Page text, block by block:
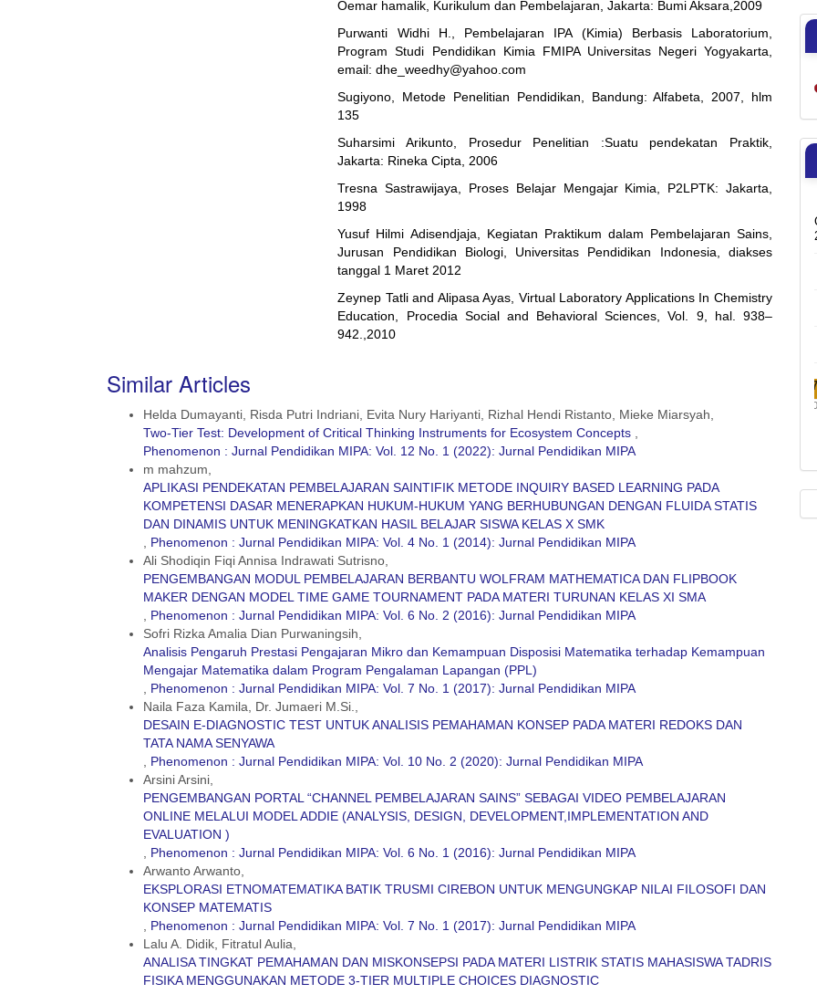
Oemar hamalik, Kurikulum dan Pembelajaran, Jakarta: Bumi Aksara,2009
Purwanti Widhi H., Pembelajaran IPA (Kimia) Berbasis Laboratorium,
Program Studi Pendidikan Kimia FMIPA Universitas Negeri Yogyakarta,
email:dhe_weedhy@yahoo.com
Sugiyono, Metode Penelitian Pendidikan, Bandung: Alfabeta, 2007, hlm
135
Suharsimi Arikunto, Prosedur Penelitian :Suatu pendekatan Praktik,
Jakarta: Rineka Cipta, 2006
Tresna Sastrawijaya, Proses Belajar Mengajar Kimia, P2LPTK: Jakarta,
1998
Yusuf Hilmi Adisendjaja, Kegiatan Praktikum dalam Pembelajaran Sains,
Jurusan Pendidikan Biologi, Universitas Pendidikan Indonesia, diakses
tanggal 1 Maret 2012
Zeynep Tatli and Alipasa Ayas, Virtual Laboratory Applications In Chemistry
Education, Procedia Social and Behavioral Sciences, Vol. 9, hal. 938–
942.,2010
Similar Articles
Helda Dumayanti, Risda Putri Indriani, Evita Nury Hariyanti, Rizhal Hendi Ristanto, Mieke Miarsyah,
Two-Tier Test: Development of Critical Thinking Instruments for Ecosystem Concepts
Phenomenon : Jurnal Pendidikan MIPA: Vol. 12 No. 1 (2022): Jurnal Pendidikan MIPA
m mahzum,
APLIKASI PENDEKATAN PEMBELAJARAN SAINTIFIK METODE INQUIRY BASED LEARNING PADA
KOMPETENSI DASAR MENERAPKAN HUKUM-HUKUM YANG BERHUBUNGAN DENGAN FLUIDA STATIS
DAN DINAMIS UNTUK MENINGKATKAN HASIL BELAJAR SISWA KELAS X SMK
Phenomenon : Jurnal Pendidikan MIPA: Vol. 4 No. 1 (2014): Jurnal Pendidikan MIPA
Ali Shodiqin Fiqi Annisa Indrawati Sutrisno,
PENGEMBANGAN MODUL PEMBELAJARAN BERBANTU WOLFRAM MATHEMATICA DAN FLIPBOOK
MAKER DENGAN MODEL TIME GAME TOURNAMENT PADA MATERI TURUNAN KELAS XI SMA
Phenomenon : Jurnal Pendidikan MIPA: Vol. 6 No. 2 (2016): Jurnal Pendidikan MIPA
Sofri Rizka Amalia Dian Purwaningsih,
Analisis Pengaruh Prestasi Pengajaran Mikro dan Kemampuan Disposisi Matematika terhadap Kemampuan
Mengajar Matematika dalam Program Pengalaman Lapangan (PPL)
Phenomenon : Jurnal Pendidikan MIPA: Vol. 7 No. 1 (2017): Jurnal Pendidikan MIPA
Naila Faza Kamila, Dr. Jumaeri M.Si.,
DESAIN E-DIAGNOSTIC TEST UNTUK ANALISIS PEMAHAMAN KONSEP PADA MATERI REDOKS DAN
TATA NAMA SENYAWA
Phenomenon : Jurnal Pendidikan MIPA: Vol. 10 No. 2 (2020): Jurnal Pendidikan MIPA
Arsini Arsini,
PENGEMBANGAN PORTAL “CHANNEL PEMBELAJARAN SAINS” SEBAGAI VIDEO PEMBELAJARAN
ONLINE MELALUI MODEL ADDIE (ANALYSIS, DESIGN, DEVELOPMENT,IMPLEMENTATION AND
EVALUATION )
Phenomenon : Jurnal Pendidikan MIPA: Vol. 6 No. 1 (2016): Jurnal Pendidikan MIPA
Arwanto Arwanto,
EKSPLORASI ETNOMATEMATIKA BATIK TRUSMI CIREBON UNTUK MENGUNGKAP NILAI FILOSOFI DAN
KONSEP MATEMATIS
Phenomenon : Jurnal Pendidikan MIPA: Vol. 7 No. 1 (2017): Jurnal Pendidikan MIPA
Lalu A. Didik, Fitratul Aulia,
ANALISA TINGKAT PEMAHAMAN DAN MISKONSEPSI PADA MATERI LISTRIK STATIS MAHASISWA TADRIS
FISIKA MENGGUNAKAN METODE 3-TIER MULTIPLE CHOICES DIAGNOSTIC